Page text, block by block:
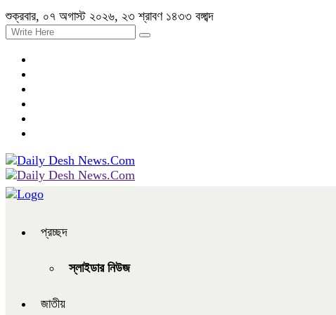
শুক্রবার, ০৭ অগাস্ট ২০২৬, ২৩ শ্রাবণ ১৪৩৩ বঙ্গাব্দ
প্রচ্ছদ
স্লাইডার নিউজ
জাতীয়